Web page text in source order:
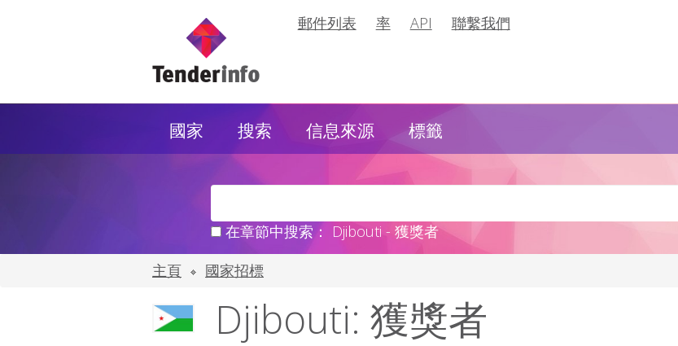
郵件列表 率 API 聯繫我們
國家 搜索 信息來源 標籤
在章節中搜索： Djibouti - 獲獎者
主頁
國家招標
Djibouti: 獲獎者